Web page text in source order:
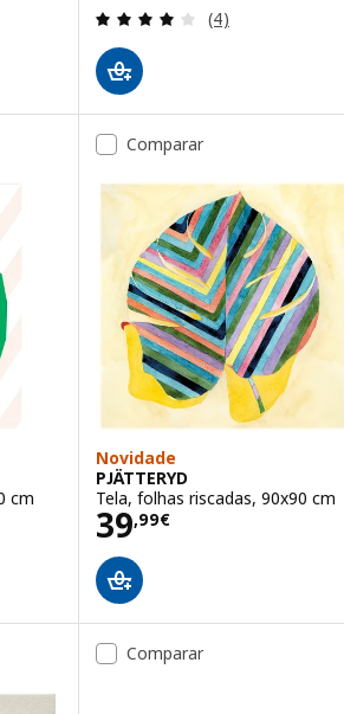
Avaliação: 4
(4)
cm
Comparar
Novidade
PJÄTTERYD
Tela, folhas riscadas, 90x90 cm
39,99€
Preço 39,99€
Comparar